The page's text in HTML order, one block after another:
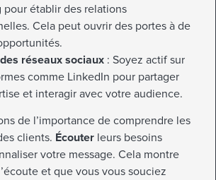
pour établir des relations
Cela peut ouvrir des portes à de
réseaux sociaux : Soyez actif sur
comme LinkedIn pour partager
et interagir avec votre audience.
de l’importance de comprendre les
clients. Écouter leurs besoins
votre message. Cela montre
et que vous vous souciez